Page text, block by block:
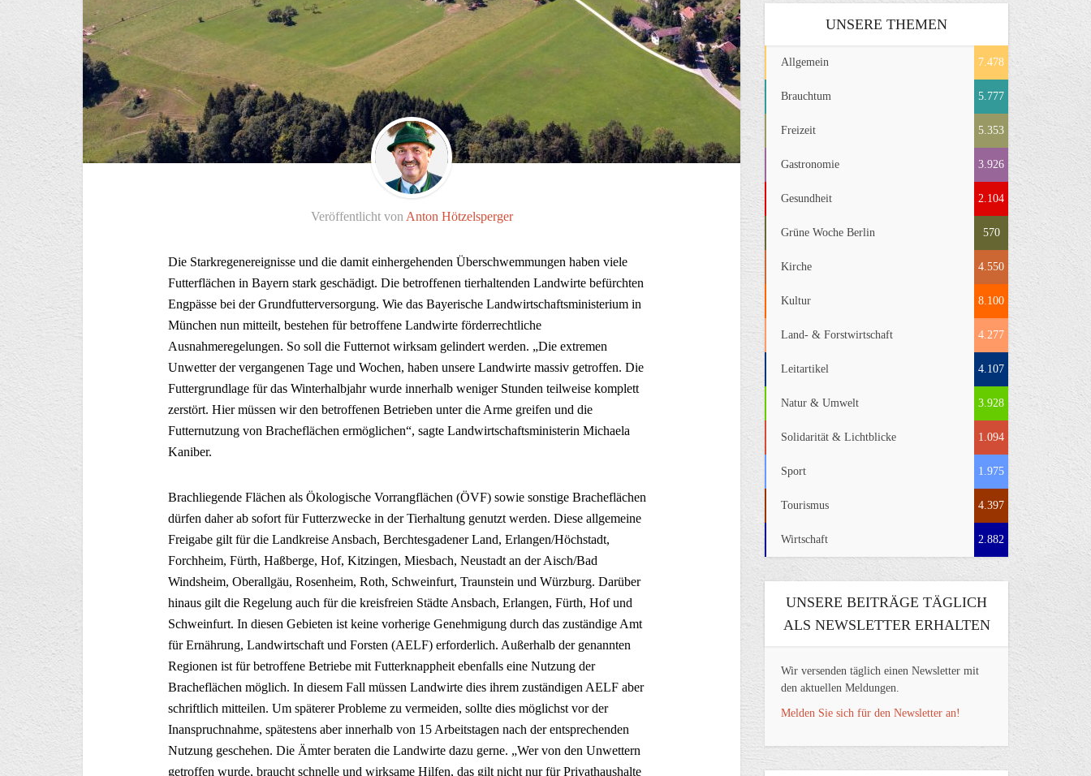
Veröffentlicht von Anton Hötzelsperger
Die Starkregenereignisse und die damit einhergehenden Überschwemmungen haben viele
Futterflächen in Bayern stark geschädigt. Die betroffenen tierhaltenden Landwirte befürchten
Engpässe bei der Grundfutterversorgung. Wie das Bayerische Landwirtschaftsministerium in
München nun mitteilt, bestehen für betroffene Landwirte förderrechtliche
Ausnahmeregelungen. So soll die Futternot wirksam gelindert werden. „Die extremen
Unwetter der vergangenen Tage und Wochen, haben unsere Landwirte massiv getroffen. Die
Futtergrundlage für das Winterhalbjahr wurde innerhalb weniger Stunden teilweise komplett
zerstört. Hier müssen wir den betroffenen Betrieben unter die Arme greifen und die
Futternutzung von Bracheflächen ermöglichen“, sagte Landwirtschaftsministerin Michaela
Kaniber.
Brachliegende Flächen als Ökologische Vorrangflächen (ÖVF) sowie sonstige Bracheflächen
dürfen daher ab sofort für Futterzwecke in der Tierhaltung genutzt werden. Diese allgemeine
Freigabe gilt für die Landkreise Ansbach, Berchtesgadener Land, Erlangen/Höchstadt,
Forchheim, Fürth, Haßberge, Hof, Kitzingen, Miesbach, Neustadt an der Aisch/Bad
Windsheim, Oberallgäu, Rosenheim, Roth, Schweinfurt, Traunstein und Würzburg. Darüber
hinaus gilt die Regelung auch für die kreisfreien Städte Ansbach, Erlangen, Fürth, Hof und
Schweinfurt. In diesen Gebieten ist keine vorherige Genehmigung durch das zuständige Amt
für Ernährung, Landwirtschaft und Forsten (AELF) erforderlich. Außerhalb der genannten
Regionen ist für betroffene Betriebe mit Futterknappheit ebenfalls eine Nutzung der
Bracheflächen möglich. In diesem Fall müssen Landwirte dies ihrem zuständigen AELF aber
schriftlich mitteilen. Um späterer Probleme zu vermeiden, sollte dies möglichst vor der
Inanspruchnahme, spätestens aber innerhalb von 15 Arbeitstagen nach der entsprechenden
Nutzung geschehen. Die Ämter beraten die Landwirte dazu gerne. „Wer von den Unwettern
getroffen wurde, braucht schnelle und wirksame Hilfen, das gilt nicht nur für Privathaushalte
UNSERE THEMEN
Allgemein 7.478
Brauchtum 5.777
Freizeit 5.353
Gastronomie 3.926
Gesundheit 2.104
Grüne Woche Berlin 570
Kirche 4.550
Kultur 8.100
Land- & Forstwirtschaft 4.277
Leitartikel 4.107
Natur & Umwelt 3.928
Solidarität & Lichtblicke 1.094
Sport 1.975
Tourismus 4.397
Wirtschaft 2.882
UNSERE BEITRÄGE TÄGLICH
ALS NEWSLETTER ERHALTEN
Wir versenden täglich einen Newsletter mit
den aktuellen Meldungen.
Melden Sie sich für den Newsletter an!